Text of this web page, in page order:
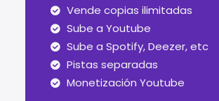
Vende copias ilimitadas
Sube a Youtube
Sube a Spotify, Deezer, etc
Pistas separadas
Monetización Youtube